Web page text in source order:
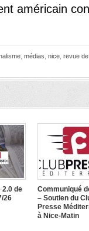
américain
médias nice revue
2.0 de
26
Communiqué
– Soutien du
Presse
à Nice-Matin